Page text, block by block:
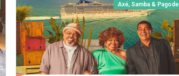
Axé, Samba & Pagode